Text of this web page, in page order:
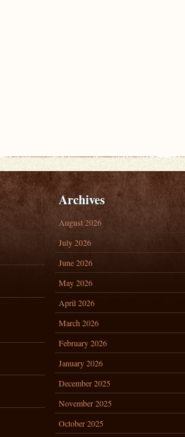
Archives
August 2026
July 2026
June 2026
May 2026
April 2026
March 2026
February 2026
January 2026
December 2025
November 2025
October 2025